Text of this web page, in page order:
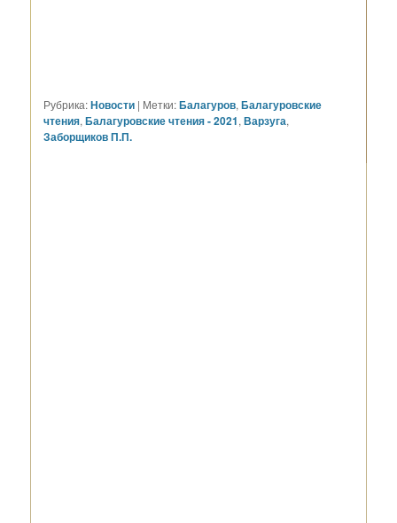
Рубрика:Новости | Метки:Балагуров,Балагуровские
чтения,Балагуровские чтения - 2021,Варзуга,
Заборщиков П.П.